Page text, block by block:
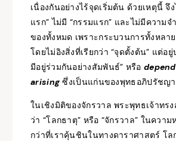
เนื่องกันอย่างไร้จุดเริ่มต้น ด้วยเหตุนี้ จึ
แรก” ไม่มี “กรรมแรก” และไม่มีความจ
ของทั้งหมด เพราะกระบวนการทั้งหลา
โดยไม่อิงสิ่งที่เรียกว่า “จุดตั้งต้น” แต่อ
มีอยู่ร่วมกันอย่างสัมพันธ์” หรือ
arising ซึ่งเป็นแก่นของพุทธอภิปรัชญา
ในเชิงมิติของจักรวาล พระพุทธเจ้าทร
ว่า “โลกธาตุ” หรือ “จักรวาล” ในควา
กว่าที่เราคุ้นชินในทางดาราศาสตร์ โ